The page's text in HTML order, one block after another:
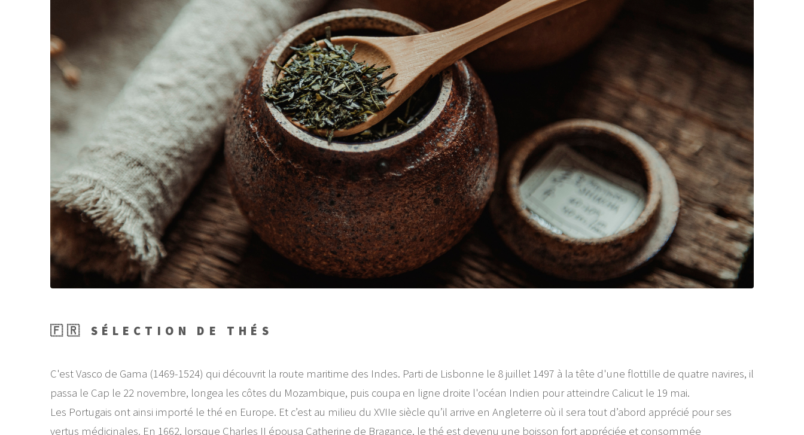
🇫🇷 SÉLECTION DE THÉS
C'est Vasco de Gama (1469-1524) qui découvrit la route maritime des Indes. Parti de Lisbonne le 8 juillet 1497 à la tête d'une flottille de quatre navires, il
passa le Cap le 22 novembre, longea les côtes du Mozambique, puis coupa en ligne droite l'océan Indien pour atteindre Calicut le 19 mai.
Les Portugais ont ainsi importé le thé en Europe. Et c’est au milieu du XVIIe siècle qu’il arrive en Angleterre où il sera tout d’abord apprécié pour ses
vertus médicinales. En 1662, lorsque Charles II épousa Catherine de Bragance, le thé est devenu une boisson fort appréciée et consommée